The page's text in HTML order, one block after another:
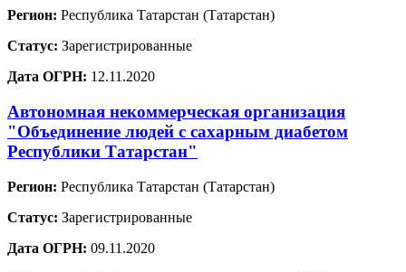
Регион: Республика Татарстан (Татарстан)
Статус: Зарегистрированные
Дата ОГРН: 12.11.2020
Автономная некоммерческая организация
"Объединение людей с сахарным диабетом
Республики Татарстан"
Регион: Республика Татарстан (Татарстан)
Статус: Зарегистрированные
Дата ОГРН: 09.11.2020